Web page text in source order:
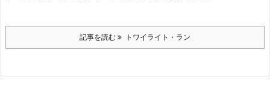
記事を読む トワイライト・ラン